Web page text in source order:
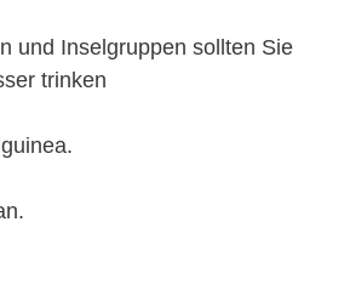
und Inselgruppen sollten Sie
trinken